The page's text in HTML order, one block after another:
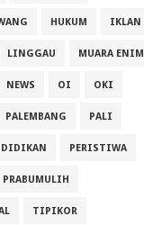
HUKUM IKLAN
LINGGAU MUARA ENIM
NEWS OI OKI
PALEMBANG PALI
PERISTIWA
PRABUMULIH
TIPIKOR